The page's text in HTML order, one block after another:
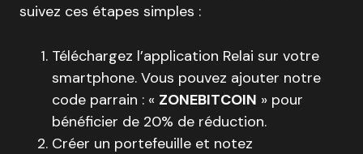
suivez ces étapes simples :
Téléchargez l’application Relai sur votre
smartphone. Vous pouvez ajouter notre
code parrain : « ZONEBITCOIN » pour
bénéficier de 20% de réduction.
Créer un portefeuille et notez